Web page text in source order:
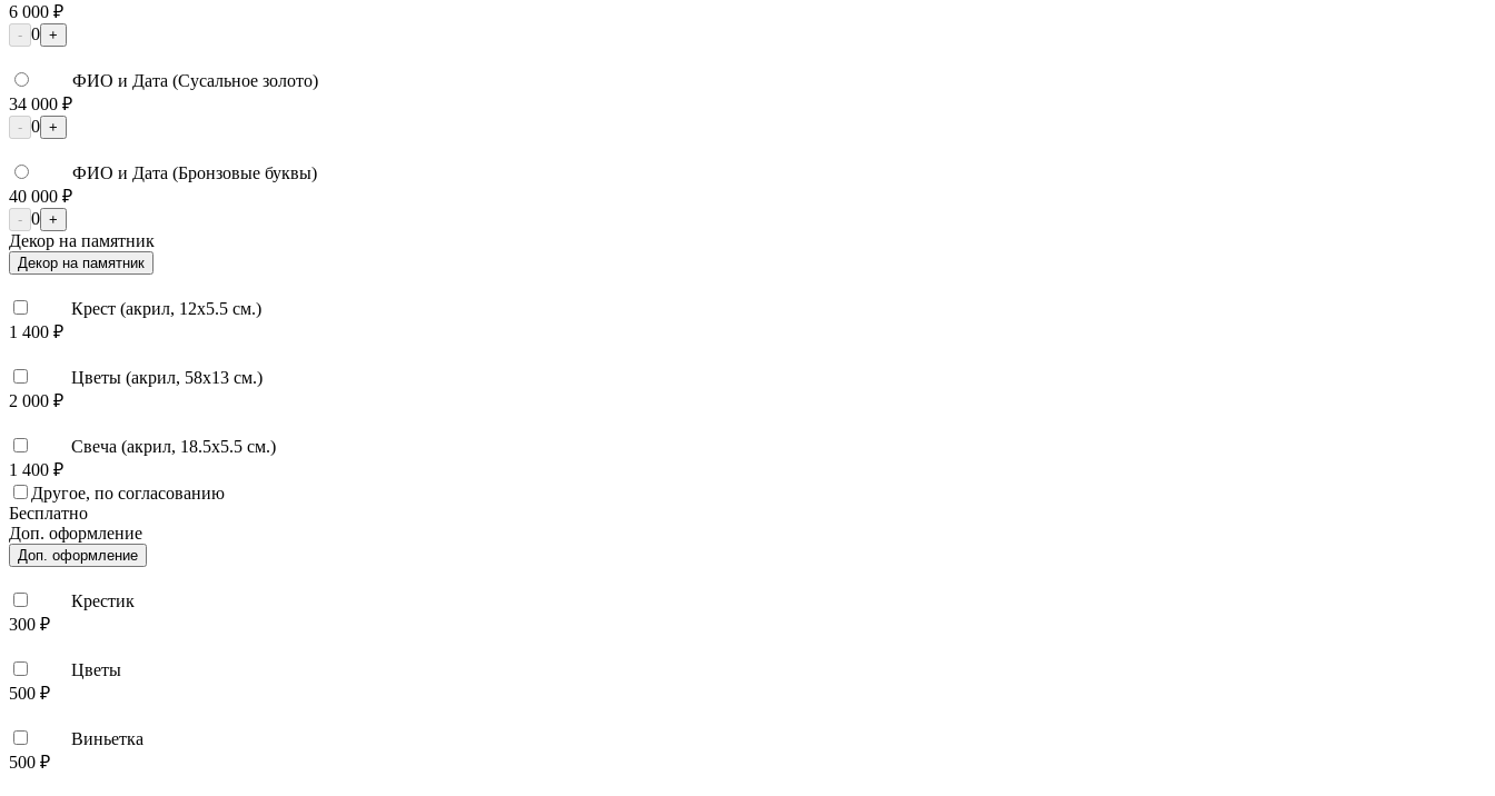
6 000 ₽
- 0 +
ФИО и Дата (Сусальное золото)
34 000 ₽
- 0 +
ФИО и Дата (Бронзовые буквы)
40 000 ₽
- 0 +
Декор на памятник
Декор на памятник
Крест (акрил, 12х5.5 см.)
1 400 ₽
Цветы (акрил, 58х13 см.)
2 000 ₽
Свеча (акрил, 18.5х5.5 см.)
1 400 ₽
Другое, по согласованию
Бесплатно
Доп. оформление
Доп. оформление
Крестик
300 ₽
Цветы
500 ₽
Виньетка
500 ₽